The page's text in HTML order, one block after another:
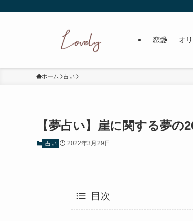
恋愛 オ
ホーム 占い
【夢占い】崖に関する夢
占い 2022年3月29日
目次